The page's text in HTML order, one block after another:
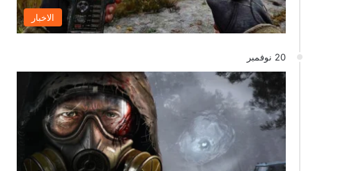
الاخبار
20 نوفمبر